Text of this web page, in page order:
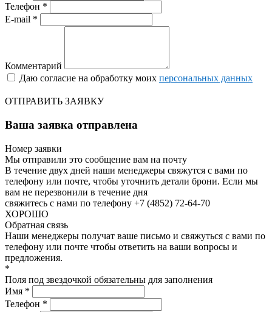
Телефон *
E-mail *
Комментарий
Даю согласие на обработку моих персональных данных
ОТПРАВИТЬ ЗАЯВКУ
Ваша заявка отправлена
Номер заявки
Мы отправили это сообщение вам на почту
В течение двух дней наши менеджеры свяжутся с вами по
телефону или почте, чтобы уточнить детали брони. Если мы
вам не перезвонили в течение дня
свяжитесь с нами по телефону +7 (4852) 72-64-70
ХОРОШО
Обратная связь
Наши менеджеры получат ваше письмо и свяжуться с вами по
телефону или почте чтобы ответить на ваши вопросы и
предложения.
*
Поля под звездочкой обязательны для заполнения
Имя *
Телефон *